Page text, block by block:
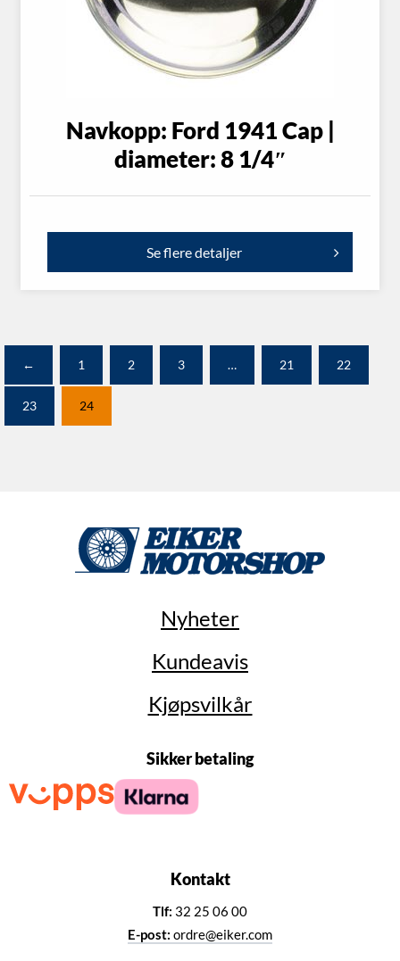
Navkopp: Ford 1941 Cap |
diameter: 8 1/4″
Se flere detaljer
← 1 2 3 … 21 22
23 24
Nyheter
Kundeavis
Kjøpsvilkår
Sikker betaling
Kontakt
Tlf: 32 25 06 00
E-post: ordre@eiker.com